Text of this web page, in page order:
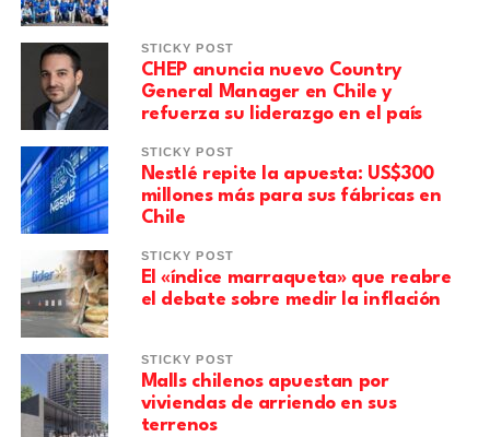
STICKY POST
CHEP anuncia nuevo Country
General Manager en Chile y
refuerza su liderazgo en el país
STICKY POST
Nestlé repite la apuesta: US$300
millones más para sus fábricas en
Chile
STICKY POST
El «índice marraqueta» que reabre
el debate sobre medir la inflación
STICKY POST
Malls chilenos apuestan por
viviendas de arriendo en sus
terrenos